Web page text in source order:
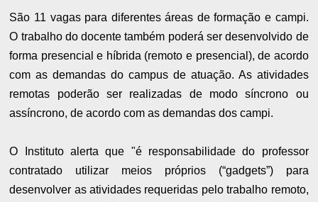
São 11 vagas para diferentes áreas de formação e campi.
O trabalho do docente também poderá ser desenvolvido de
forma presencial e híbrida (remoto e presencial), de acordo
com as demandas do campus de atuação. As atividades
remotas poderão ser realizadas de modo síncrono ou
assíncrono, de acordo com as demandas dos campi.
O Instituto alerta que "é responsabilidade do professor
contratado utilizar meios próprios (“gadgets”) para
desenvolver as atividades requeridas pelo trabalho remoto,